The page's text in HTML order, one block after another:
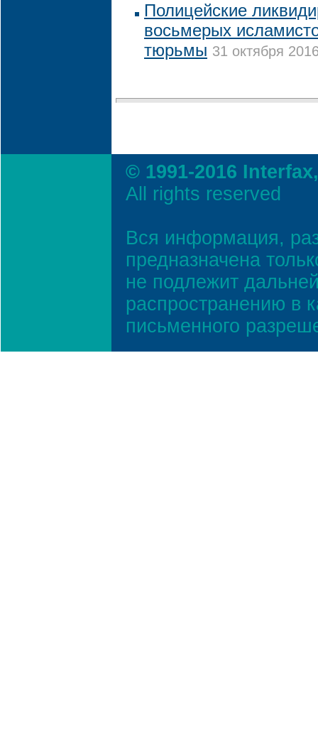
Полицейские
восьмерых
тюрьмы 31 октября
© 1991-2016
All rights reserved
Вся информация,
предназначена
не подлежит
распространению в
письменного